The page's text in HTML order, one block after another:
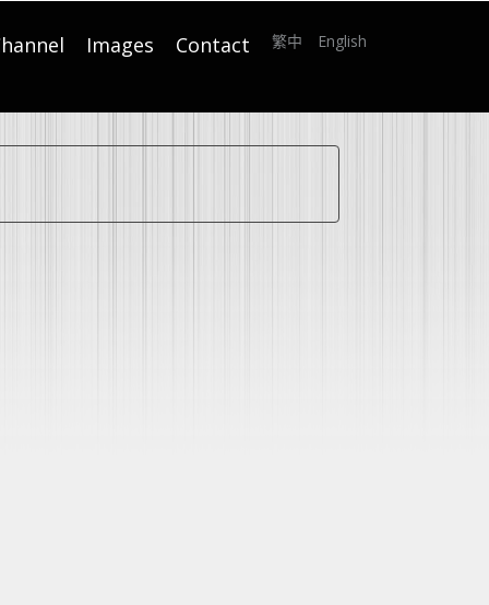
Images Contact 繁中 English